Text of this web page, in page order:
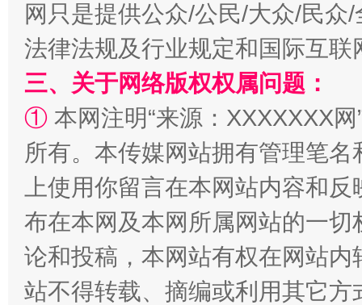
解纷+调解+退费，一次搞定
网只是提供公众/公民/大众/民
法律法规及行业规定和国际互
三、关于网络版权权属问题：
① 本网注明“来源：XXXXXXX
所有。本传媒网站拥有管理笔
上使用你留言在本网站内容和
布在本网及本网所属网站的一
论和投稿，本网站有权在网站
站不得转载、摘编或利用其它